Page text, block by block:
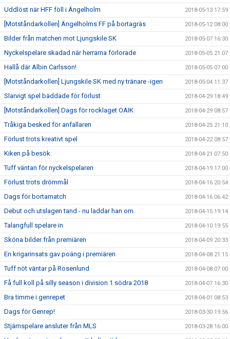
Uddlöst när HFF föll i Ängelholm 2018-05-13 17:59
[Motståndarkollen] Ängelholms FF på bortagräs 2018-05-12 08:00
Bilder från matchen mot Ljungskile SK 2018-05-07 16:30
Nyckelspelare skadad när herrarna förlorade 2018-05-05 21:07
Hallå där Albin Carlsson! 2018-05-05 07:00
[Motståndarkollen] Ljungskile SK med ny tränare -igen 2018-05-04 11:37
Slarvigt spel bäddade för förlust 2018-04-29 18:49
[Motståndarkollen] Dags för rocklaget OAIK 2018-04-29 08:57
Tråkiga besked för anfallaren 2018-04-25 21:10
Förlust trots kreativt spel 2018-04-22 08:57
Kiken på besök. 2018-04-21 07:50
Tuff väntan för nyckelspelaren 2018-04-19 17:00
Förlust trots drömmål 2018-04-16 20:54
Dags för bortamatch 2018-04-16 06:42
Debut och utslagen tand - nu laddar han om. 2018-04-15 19:14
Talangfull spelare in 2018-04-10 19:55
Sköna bilder från premiären 2018-04-09 20:33
En krigarinsats gav poäng i premiären 2018-04-08 21:15
Tuff nöt väntar på Rosenlund 2018-04-08 07:00
Få full koll på silly season i division 1 södra 2018 2018-04-07 16:30
Bra timme i genrepet 2018-04-01 08:53
Dags för Genrep! 2018-03-30 19:56
Stjärnspelare ansluter från MLS 2018-03-28 16:00